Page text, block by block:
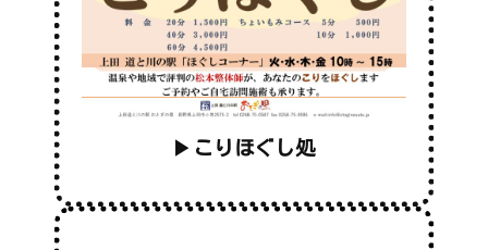
▶ こりほぐし処